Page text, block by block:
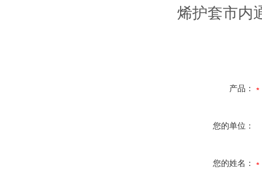
烯护套市内
产品：
您的单位：
您的姓名：